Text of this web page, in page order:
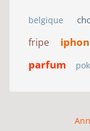
belgique
fripe
parfum